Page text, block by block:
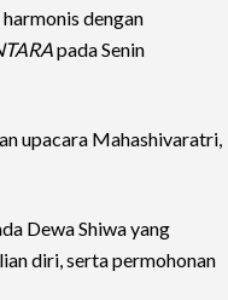
dengan
pada Senin
upacara Mahashivaratri,
Dewa Shiwa yang
diri, serta permohonan